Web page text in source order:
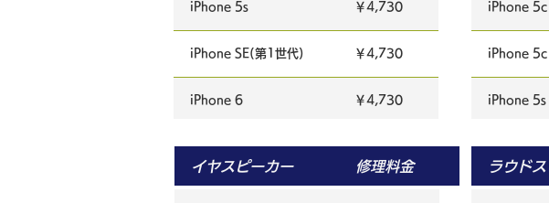
iPhone 5s ￥4,730
iPhone SE(第1世代) ￥4,730
iPhone 6 ￥4,730
iPhone 6 Plus ￥4,730
iPhone 5c
iPhone 5c
iPhone 5s
iPhone 5s
イヤスピーカー 修理料金 ラウド